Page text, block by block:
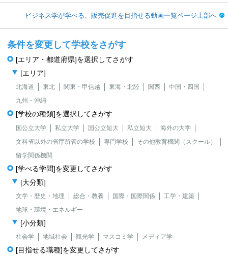
ビジネス学が学べる、販売促進を目指せる動画一覧ページ上部へ
条件を変更して学校をさがす
[エリア・都道府県]を選択してさがす
[エリア]
北海道 東北 関東・甲信越 東海・北陸 関西
中国・四国
九州・沖縄
[学校の種類]を選択してさがす
国公立大学 私立大学 国公立短大 私立短大
海外の大学
文科省以外の省庁所管の学校
専門学校
その他教育機関（スクール）
留学関係機関
[学べる学問]を変更してさがす
[大分類]
文学・歴史・地理 総合・教養 国際・国際関係
工学・建築
地球・環境・エネルギー
[小分類]
社会学 地域社会 観光学 マスコミ学 メディア学
[目指せる職種]を変更してさがす